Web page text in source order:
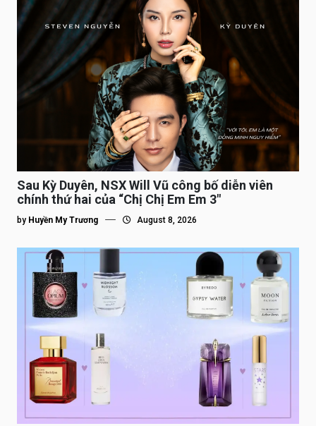
Sau Kỳ Duyên, NSX Will Vũ công bố diễn viên
chính thứ hai của “Chị Chị Em Em 3″
by Huyền My Trương August 8, 2026